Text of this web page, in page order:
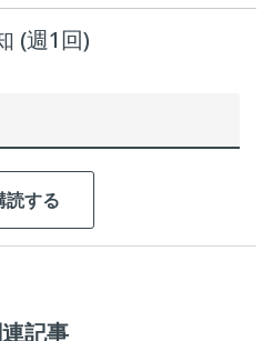
(週1回)
記事